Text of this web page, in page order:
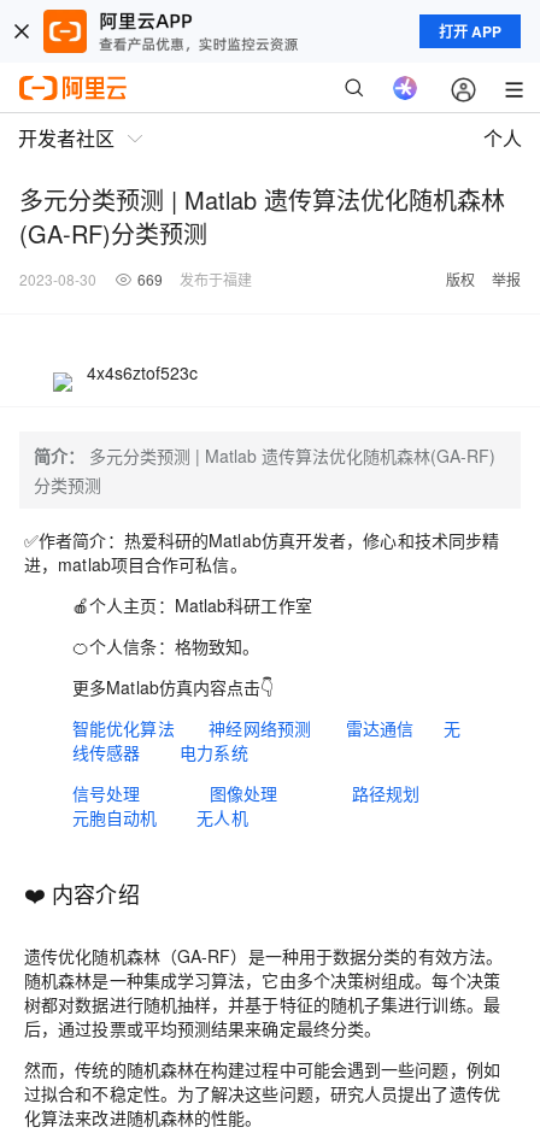
打开 APP
开发者社区 个人
多元分类预测 | Matlab 遗传算法优化随机森林
(GA-RF)分类预测
2023-08-30 669 发布于福建 版权 举报
4x4s6ztof523c
简介：
多元分类预测 | Matlab 遗传算法优化随机森林(GA-RF)
分类预测
✅作者简介：热爱科研的Matlab仿真开发者，修心和技术同步精
进，matlab项目合作可私信。
🍎个人主页： Matlab科研工作室
🍊个人信条：格物致知。
更多Matlab仿真内容点击👇
智能优化算法
神经网络预测 雷达通信
无
线传感器
电力系统
信号处理
图像处理
路径规划
元胞自动机
无人机
❤️ 内容介绍
遗传优化随机森林（GA-RF）是一种用于数据分类的有效方法。
随机森林是一种集成学习算法，它由多个决策树组成。每个决策
树都对数据进行随机抽样，并基于特征的随机子集进行训练。最
后，通过投票或平均预测结果来确定最终分类。
然而，传统的随机森林在构建过程中可能会遇到一些问题，例如
过拟合和不稳定性。为了解决这些问题，研究人员提出了遗传优
化算法来改进随机森林的性能。